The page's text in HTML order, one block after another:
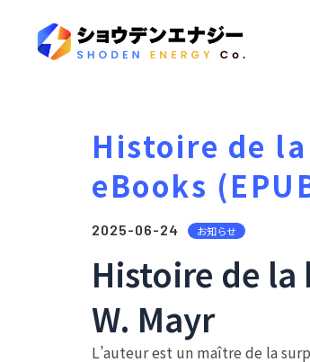
Histoire de
eBooks
2025-06-24 お知らせ
Histoire de
W. Mayr
L’auteur est un maître de la